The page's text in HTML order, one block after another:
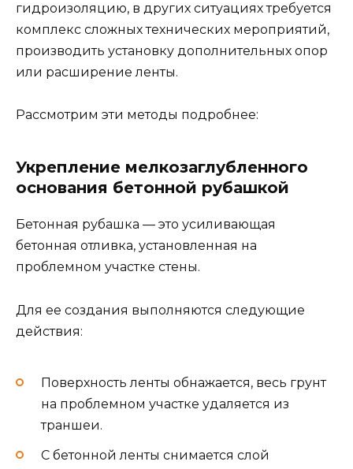
гидроизоляцию, в других ситуациях требуется
комплекс сложных технических мероприятий,
производить установку дополнительных опор
или расширение ленты.
Рассмотрим эти методы подробнее:
Укрепление мелкозаглубленного
основания бетонной рубашкой
Бетонная рубашка — это усиливающая
бетонная отливка, установленная на
проблемном участке стены.
Для ее создания выполняются следующие
действия:
Поверхность ленты обнажается, весь грунт
на проблемном участке удаляется из
траншеи.
С бетонной ленты снимается слой